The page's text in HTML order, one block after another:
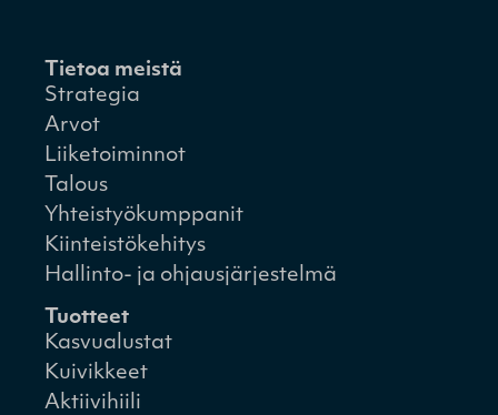
Tietoa meistä
Strategia
Arvot
Liiketoiminnot
Talous
Yhteistyökumppanit
Kiinteistökehitys
Hallinto- ja ohjausjärjestelmä
Tuotteet
Kasvualustat
Kuivikkeet
Aktiivihiili